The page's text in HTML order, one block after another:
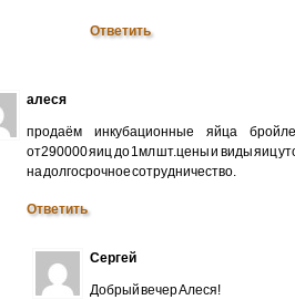
Ответить
алеся
продаём инкубационные яйца
от290000 яиц до 1мл шт.цены и виды яиц
на долгосрочное сотрудничество.
Ответить
Сергей
Добрый вечер Алеся!